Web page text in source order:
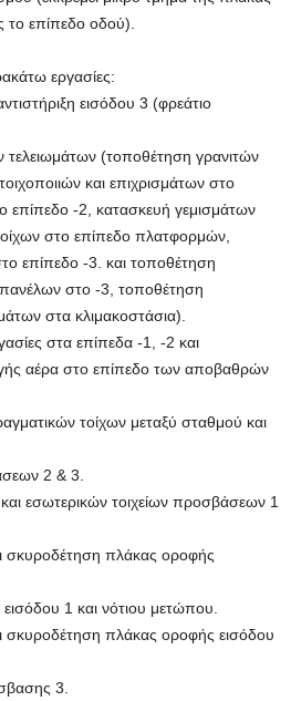
το επίπεδο οδού).
εργασίες:
εισόδου 3 (φρεάτιο
τελειωμάτων (τοποθέτηση γρανιτών
και επιχρισμάτων στο
επίπεδο -2, κατασκευή γεμισμάτων
στο επίπεδο πλατφορμών,
επίπεδο -3. και τοποθέτηση
στο -3, τοποθέτηση
στα κλιμακοστάσια).
στα επίπεδα -1, -2 και
αέρα στο επίπεδο των αποβαθρών
τοίχων μεταξύ σταθμού και
2 & 3.
εσωτερικών τοιχείων προσβάσεων 1
σκυροδέτηση πλάκας οροφής
1 και νότιου μετώπου.
σκυροδέτηση πλάκας οροφής εισόδου
3.